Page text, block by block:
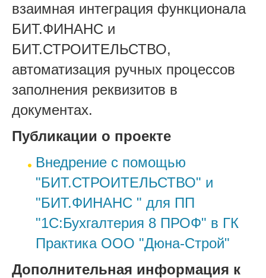
взаимная интеграция функционала
БИТ.ФИНАНС и
БИТ.СТРОИТЕЛЬСТВО,
автоматизация ручных процессов
заполнения реквизитов в
документах.
Публикации о проекте
Внедрение с помощью
"БИТ.СТРОИТЕЛЬСТВО" и
"БИТ.ФИНАНС " для ПП
"1С:Бухгалтерия 8 ПРОФ" в ГК
Практика ООО "Дюна-Строй"
Дополнительная информация к